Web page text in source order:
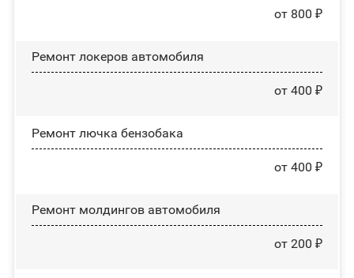
от 800 ₽
Ремонт лoĸepoв автомобиля
от 400 ₽
Ремонт лючка бензобака
от 400 ₽
Ремонт молдингов автомобиля
от 200 ₽